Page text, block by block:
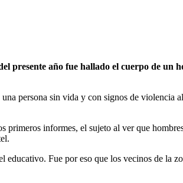
presente año fue hallado el cuerpo de
persona sin vida y con signos de
primeros informes, el sujeto al ver que
Fue por eso que los vecinos de la